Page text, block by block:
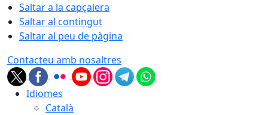
Saltar a la capçalera
Saltar al contingut
Saltar al peu de pàgina
Contacteu amb nosaltres
Idiomes
Català